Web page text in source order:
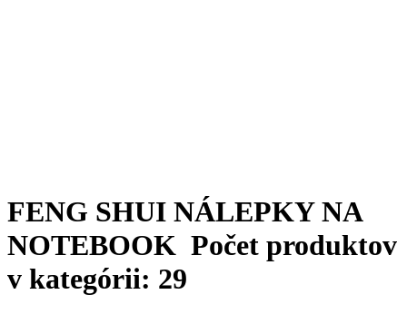
FENG SHUI NÁLEPKY NA
NOTEBOOK Počet produktov
v kategórii: 29